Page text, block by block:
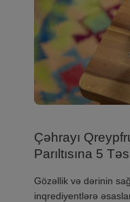
Çəhrayı
Parıltısına 5
Gözəllik və dərinin
inqrediyentlərə